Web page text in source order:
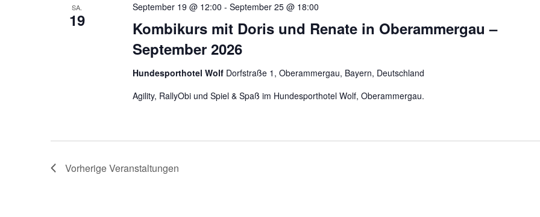
SA.
19
Kombikurs mit Doris und Renate in Oberammergau –
September 2026
September 19 @ 12:00 - September 25 @ 18:00
Hundesporthotel Wolf Dorfstraße 1, Oberammergau, Bayern, Deutschland
Agility, RallyObi und Spiel & Spaß im Hundesporthotel Wolf, Oberammergau.
VorherigeVeranstaltungen